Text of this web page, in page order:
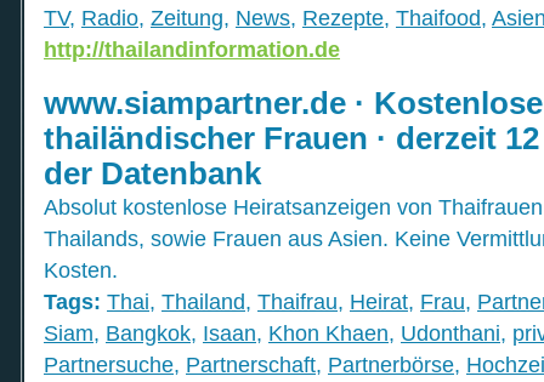
TV, Radio, Zeitung, News, Rezepte, Thaifood,
http://thailandinformation.de
www.siampartner.de ·
thailändischer Frauen · derzeit
der Datenbank
Absolut kostenlose Heiratsanzeigen von
Thailands, sowie Frauen aus Asien. Keine
Kosten.
Tags: Thai, Thailand, Thaifrau, Heirat, Frau,
Siam, Bangkok, Isaan, Khon Khaen, Udonthani,
Partnersuche, Partnerschaft, Partnerbörse,